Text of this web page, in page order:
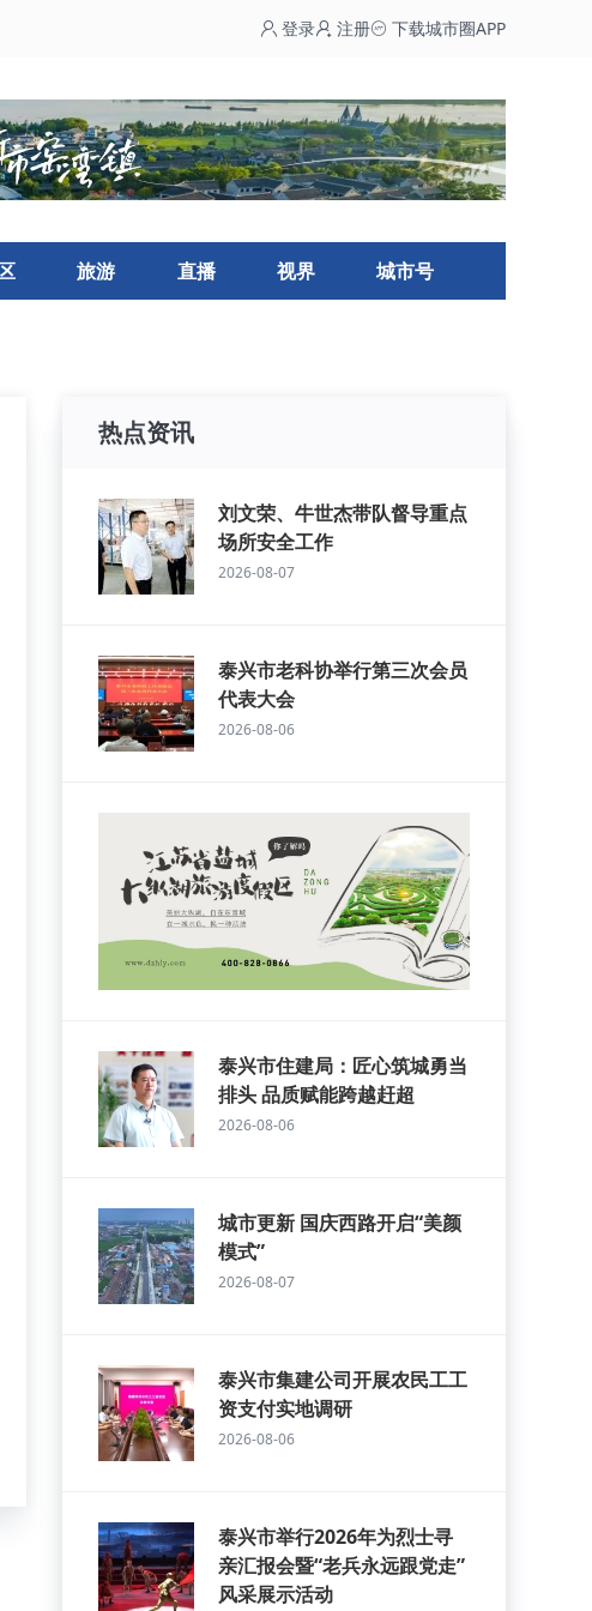
登录 注册 下载城市圈APP
旅游 直播 视界 城市号
热点资讯
刘文荣、牛世杰带队督导重点
场所安全工作
2026-08-07
泰兴市老科协举行第三次会员
代表大会
2026-08-06
泰兴市住建局：匠心筑城勇当
排头 品质赋能跨越赶超
2026-08-06
城市更新 国庆西路开启“美颜
模式”
2026-08-07
泰兴市集建公司开展农民工工
资支付实地调研
2026-08-06
泰兴市举行2026年为烈士寻
亲汇报会暨“老兵永远跟党走”
风采展示活动